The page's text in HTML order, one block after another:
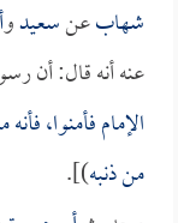
شهابعنسعيدو
عنه أنه قال: أن
الإمام فأمنوا،
من ذنبه)].